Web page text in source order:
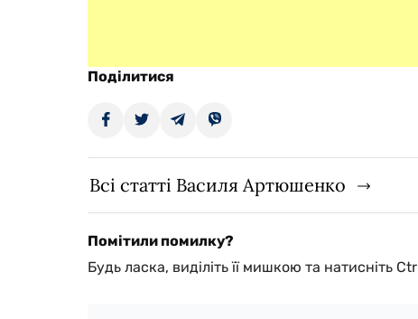
Поділитися
Всі статті Василя Артюшенко
Помітили помилку?
Будь ласка, виділіть її мишкою та натисніть